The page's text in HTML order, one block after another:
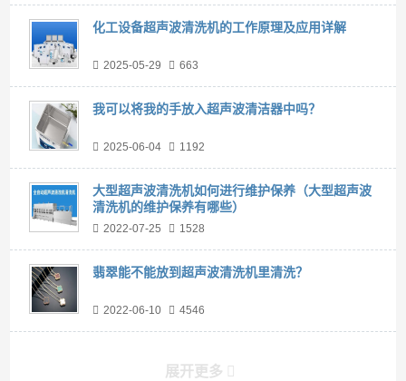
化工设备超声波清洗机的工作原理及应用详解
2025-05-29 663
我可以将我的手放入超声波清洁器中吗？
2025-06-04 1192
大型超声波清洗机如何进行维护保养（大型超声波
清洗机的维护保养有哪些）
2022-07-25 1528
翡翠能不能放到超声波清洗机里清洗？
2022-06-10 4546
展开更多